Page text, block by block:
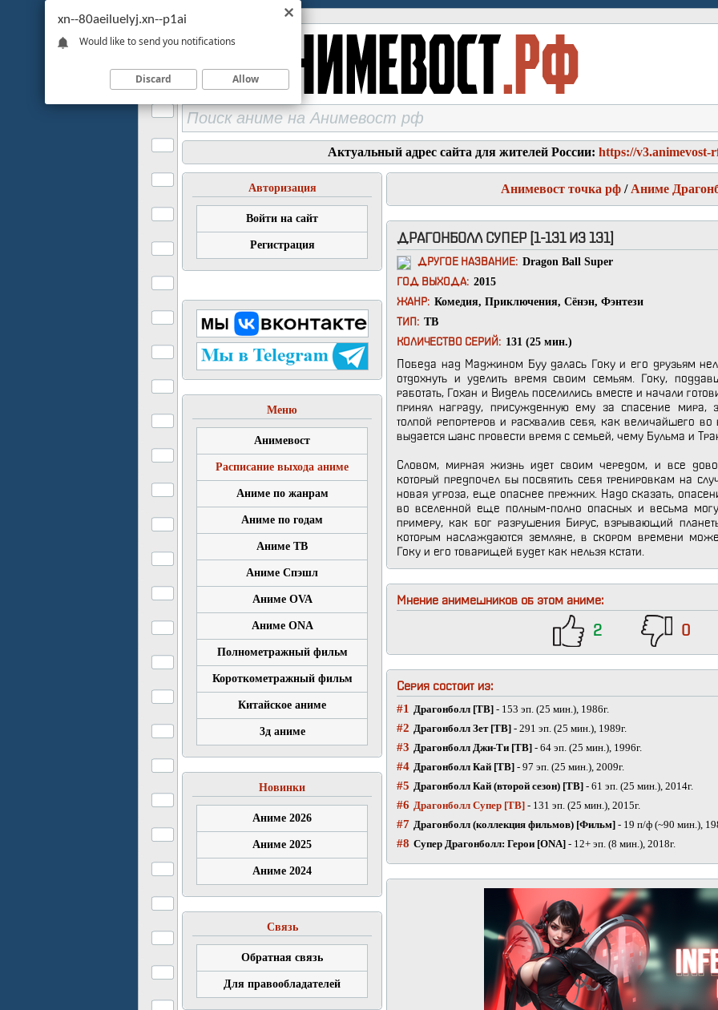
Актуальный адрес сайта для жителей России: https://v3.animevost-
Авторизация
Войти на сайт
Регистрация
Меню
Анимевост
Расписание выхода аниме
Аниме по жанрам
Аниме по годам
Аниме ТВ
Аниме Спэшл
Аниме OVA
Аниме ONA
Полнометражный фильм
Короткометражный фильм
Китайское аниме
3д аниме
Новинки
Аниме 2026
Аниме 2025
Аниме 2024
Связь
Обратная связь
Для правообладателей
Анимевост точка рф / Аниме
ДРАГОНБОЛЛ СУПЕР [1-131 ИЗ 131]
ДРУГОЕ НАЗВАНИЕ: Dragon Ball Super
ГОД ВЫХОДА: 2015
ЖАНР: Комедия, Приключения, Сёнэн, Фэнтези
ТИП: ТВ
КОЛИЧЕСТВО СЕРИЙ: 131 (25 мин.)
Победа над Маджином Буу далась Гоку и его друзьям
отдохнуть и уделить время своим семьям. Гоку,
работать, Гохан и Видель поселились вместе и начали
принял награду, присужденную ему за спасение мира,
толпой репортеров и расхвалив себя, как величайшего
выдается шанс провести время с семьей, чему Бульма и
Словом, мирная жизнь идет своим чередом, и все
который предпочел бы посвятить себя тренировкам на
новая угроза, еще опаснее прежних. Надо сказать,
во вселенной еще полным-полно опасных и весьма
примеру, как бог разрушения Бирус, взрывающий
которым наслаждаются земляне, в скором времени
Гоку и его товарищей будет как нельзя кстати.
Мнение анимешников об этом аниме:
2 0
Серия состоит из:
#1 Драгонболл [ТВ] - 153 эп. (25 мин.), 1986г.
#2 Драгонболл Зет [ТВ] - 291 эп. (25 мин.), 1989г.
#3 Драгонболл Джи-Ти [ТВ] - 64 эп. (25 мин.), 1996г.
#4 Драгонболл Кай [ТВ] - 97 эп. (25 мин.), 2009г.
#5 Драгонболл Кай (второй сезон) [ТВ] - 61 эп. (25 мин.), 2014г.
#6 Драгонболл Супер [ТВ] - 131 эп. (25 мин.), 2015г.
#7 Драгонболл (коллекция фильмов) [Фильм] - 19 п/ф (~90 мин.),
#8 Супер Драгонболл: Герои [ONA] - 12+ эп. (8 мин.), 2018г.
xn--80aeiluelyj.xn--p1ai
Would like to send you notifications
Discard Allow